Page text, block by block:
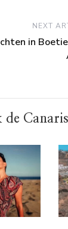
NEXT
in